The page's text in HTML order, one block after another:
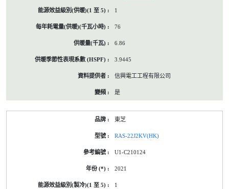
1
76
6.86
3.9445
信興電工工程有限公司
是
東芝
RAS-22J2KV(HK)
U1-C210124
2021
1